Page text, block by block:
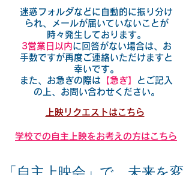
​迷惑フォルダなどに自動的に振り分け
られ、
メールが届いていないことが
時々発生しております。
3営業日以内に回答がない場合は、お
手数ですが再度ご連絡いただけますと
幸いです。
また、お急ぎの際は 【急ぎ】
とご記入
の上、お問い合わせください。
上映リクエストはこちら
学校での自主上映をお考えの方はこちら